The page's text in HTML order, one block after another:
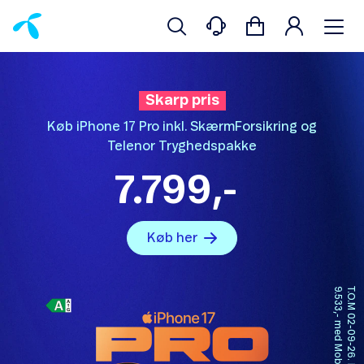
Skarp pris
Køb iPhone 17 Pro inkl. SkærmForsikring og
Telenor Tryghedspakke
7.799,-
Køb her